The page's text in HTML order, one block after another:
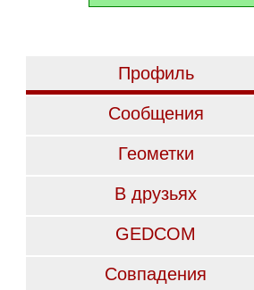
Профиль
Сообщения
Геометки
В друзьях
GEDCOM
Совпадения